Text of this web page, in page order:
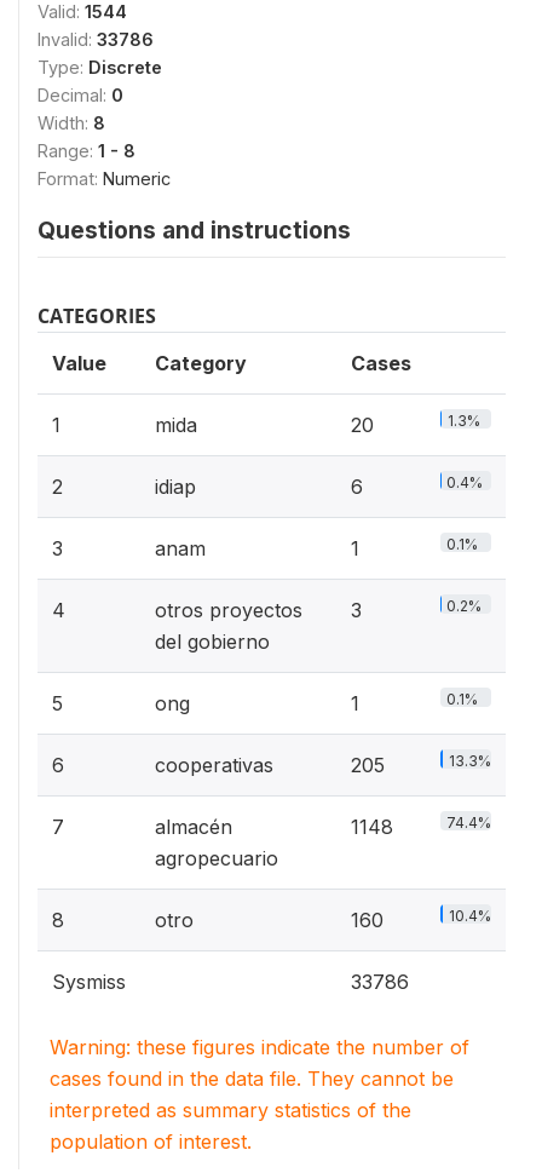
Valid: 1544
Invalid: 33786
Type: Discrete
Decimal: 0
Width: 8
Range: 1 - 8
Format: Numeric
Questions and instructions
CATEGORIES
Value Category Cases
1 mida 20 1.3%
2 idiap 6 0.4%
3 anam 1 0.1%
4
otros proyectos
del gobierno
3 0.2%
5 ong 1 0.1%
6 cooperativas 205 13.3%
7
almacén
agropecuario
1148 74.4%
8 otro 160 10.4%
Sysmiss 33786
Warning: these figures indicate the number of
cases found in the data file. They cannot be
interpreted as summary statistics of the
population of interest.